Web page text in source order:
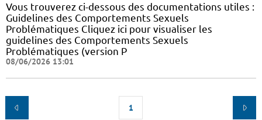
Vous trouverez ci-dessous des documentations utiles :
Guidelines des Comportements Sexuels
Problématiques Cliquez ici pour visualiser les
guidelines des Comportements Sexuels
Problématiques (version P
08/06/2026 13:01
1